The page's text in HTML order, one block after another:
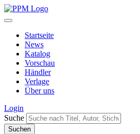
Startseite
News
Katalog
Vorschau
Händler
Verlage
Über uns
Login
Suche